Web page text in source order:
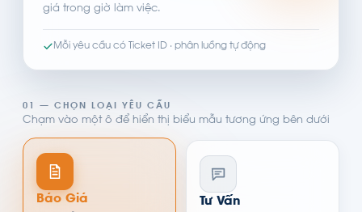
giá trong giờ làm việc.
Mỗi yêu cầu có Ticket ID · phân luồng tự động
01 — CHỌN LOẠI YÊU CẦU
Chạm vào một ô để hiển thị biểu mẫu tương ứng bên dưới
Báo Giá Tư Vấn